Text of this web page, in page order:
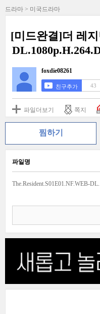
드라마 > 미국드라마
[미드완결]더 레지
foxdie08261
친구추가 43
파일더보기 쪽지
찜하기
파일명